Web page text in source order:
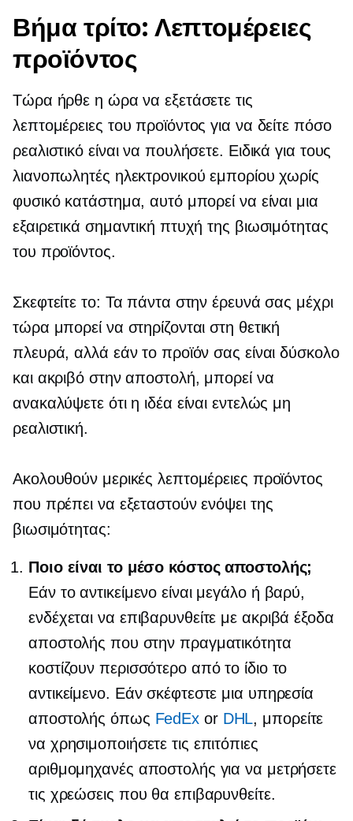
Βήμα τρίτο: Λεπτομέρειες
προϊόντος
Τώρα ήρθε η ώρα να εξετάσετε τις
λεπτομέρειες του προϊόντος για να δείτε πόσο
ρεαλιστικό είναι να πουλήσετε. Ειδικά για τους
λιανοπωλητές ηλεκτρονικού εμπορίου χωρίς
φυσικό κατάστημα, αυτό μπορεί να είναι μια
εξαιρετικά σημαντική πτυχή της βιωσιμότητας
του προϊόντος.
Σκεφτείτε το: Τα πάντα στην έρευνά σας μέχρι
τώρα μπορεί να στηρίζονται στη θετική
πλευρά, αλλά εάν το προϊόν σας είναι δύσκολο
και ακριβό στην αποστολή, μπορεί να
ανακαλύψετε ότι η ιδέα είναι εντελώς μη
ρεαλιστική.
Ακολουθούν μερικές λεπτομέρειες προϊόντος
που πρέπει να εξεταστούν ενόψει της
βιωσιμότητας:
Ποιο είναι το μέσο κόστος αποστολής;
Εάν το αντικείμενο είναι μεγάλο ή βαρύ,
ενδέχεται να επιβαρυνθείτε με ακριβά έξοδα
αποστολής που στην πραγματικότητα
κοστίζουν περισσότερο από το ίδιο το
αντικείμενο. Εάν σκέφτεστε μια υπηρεσία
αποστολής όπως FedEx or DHL, μπορείτε
να χρησιμοποιήσετε τις επιτόπιες
αριθμομηχανές αποστολής για να μετρήσετε
τις χρεώσεις που θα επιβαρυνθείτε.